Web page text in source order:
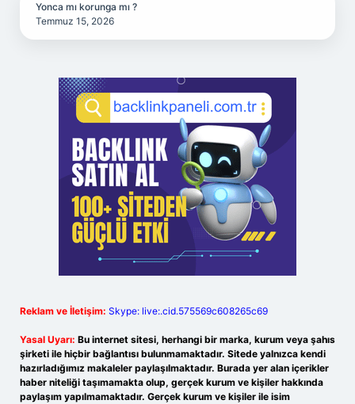
Yonca mı korunga mı ?
Temmuz 15, 2026
Reklam ve İletişim: Skype: live:.cid.575569c608265c69
Yasal Uyarı: Bu internet sitesi, herhangi bir marka, kurum veya şahıs
şirketi ile hiçbir bağlantısı bulunmamaktadır. Sitede yalnızca kendi
hazırladığımız makaleler paylaşılmaktadır. Burada yer alan içerikler
haber niteliği taşımamakta olup, gerçek kurum ve kişiler hakkında
paylaşım yapılmamaktadır. Gerçek kurum ve kişiler ile isim